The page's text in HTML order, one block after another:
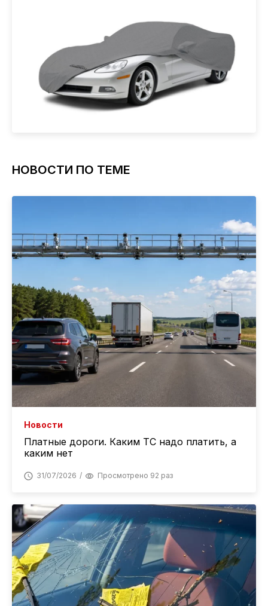
НОВОСТИ ПО ТЕМЕ
Новости
Платные дороги. Каким ТС надо платить, а
каким нет
31/07/2026 Просмотрено 92 раз